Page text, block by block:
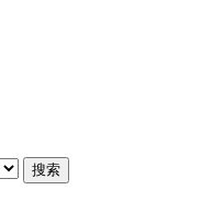
搜索